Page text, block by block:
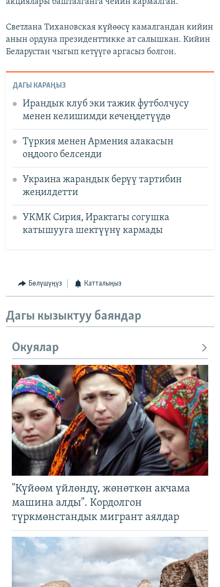
акциялары башталганга чейин кармалган.
Светлана Тихановская күйөөсү камалгандан кийин
анын ордуна президенттикке ат салышкан. Кийин
Беларустан чыгып кетүүгө аргасыз болгон.
ДАГЫ КАРАҢЫЗ
Ирандык клуб эки тажик футболчусу
менен келишимди кечеңдетүүдө
Түркия менен Армения алакасын
оңдоого белсенди
Украина жарандык берүү тартибин
жеңилдетти
УКМК Сирия, Ирактагы согушка
катышууга шектүүнү кармады
Бөлүшүңүз Катталыңыз
Дагы кызыктуу баяндар
Окуялар
"Күйөөм үйлөндү, жөнөткөн акчама
машина алды". Кордолгон
түркмөнстандык мигрант аялдар